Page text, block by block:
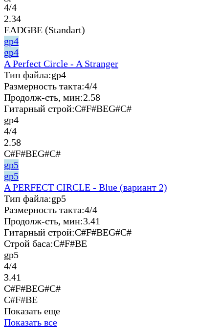
4/4
2.34
EADGBE (Standart)
gp4
gp4
A Perfect Circle - A Stranger
Тип файла:gp4
Размерность такта:4/4
Продолж-сть, мин:2.58
Гитарный строй:C#F#BEG#C#
gp4
4/4
2.58
C#F#BEG#C#
gp5
gp5
A PERFECT CIRCLE - Blue (вариант 2)
Тип файла:gp5
Размерность такта:4/4
Продолж-сть, мин:3.41
Гитарный строй:C#F#BEG#C#
Строй баса:C#F#BE
gp5
4/4
3.41
C#F#BEG#C#
C#F#BE
Показать еще
Показать все